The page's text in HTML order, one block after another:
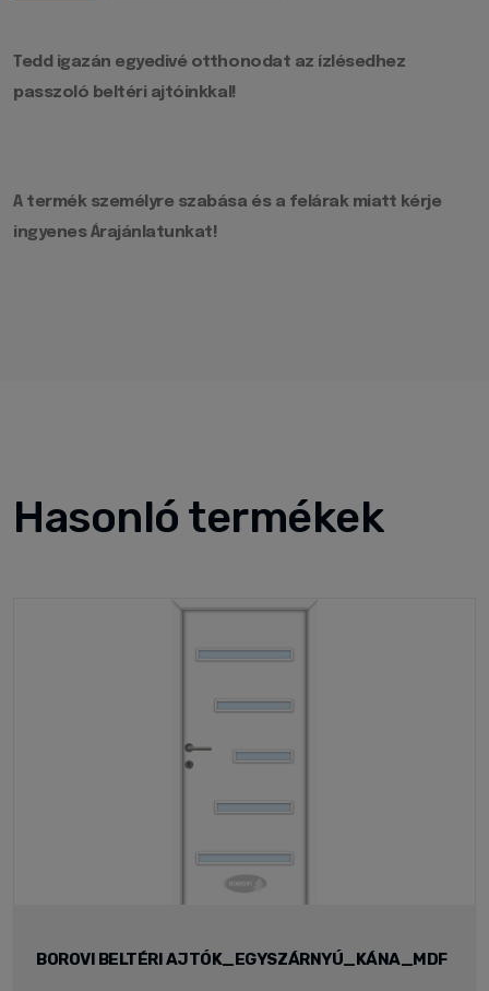
Tedd igazán egyedivé otthonodat az ízlésedhez
passzoló beltéri ajtóinkkal!
A termék személyre szabása és a felárak miatt kérje
ingyenes Árajánlatunkat!
Hasonló termékek
BOROVI BELTÉRI AJTÓK_EGYSZÁRNYÚ_KÁNA_MDF